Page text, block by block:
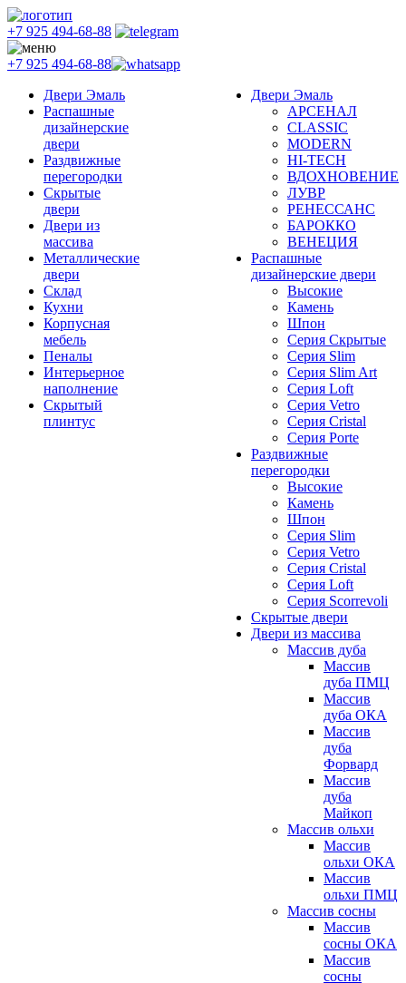
+7 925 494-68-88
+7 925 494-68-88
Двери Эмаль
Распашные
дизайнерские
двери
Раздвижные
перегородки
Скрытые
двери
Двери из
массива
Металлические
двери
Склад
Кухни
Корпусная
мебель
Пеналы
Интерьерное
наполнение
Скрытый
плинтус
Двери Эмаль
АРСЕНАЛ
CLASSIC
MODERN
HI-TECH
ВДОХНОВЕНИЕ
ЛУВР
РЕНЕССАНС
БАРОККО
ВЕНЕЦИЯ
Распашные
дизайнерские двери
Высокие
Камень
Шпон
Серия Скрытые
Серия Slim
Серия Slim Art
Серия Loft
Серия Vetro
Серия Cristal
Серия Porte
Раздвижные
перегородки
Высокие
Камень
Шпон
Серия Slim
Серия Vetro
Серия Cristal
Серия Loft
Серия Scorrevoli
Скрытые двери
Двери из массива
Массив дуба
Массив
дуба ПМЦ
Массив
дуба ОКА
Массив
дуба
Форвард
Массив
дуба
Майкоп
Массив ольхи
Массив
ольхи ОКА
Массив
ольхи ПМЦ
Массив сосны
Массив
сосны ОКА
Массив
сосны